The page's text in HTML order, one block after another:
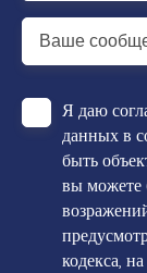
Ваше
Я даю
данных в
быть
вы можете
кодекса,